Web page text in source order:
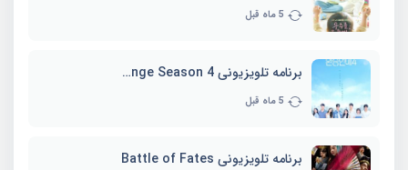
5 ماه قبل
برنامه تلویزیونی EXchange Season 4
5 ماه قبل
برنامه تلویزیونی Battle of Fates